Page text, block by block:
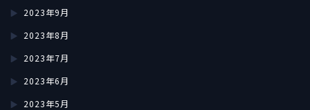
2023年9月
2023年8月
2023年7月
2023年6月
2023年5月